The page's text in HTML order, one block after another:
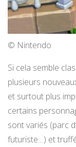
© Nintendo
Si cela semble
plusieurs
et surtout plus
certains
sont variés (parc
futuriste…) et